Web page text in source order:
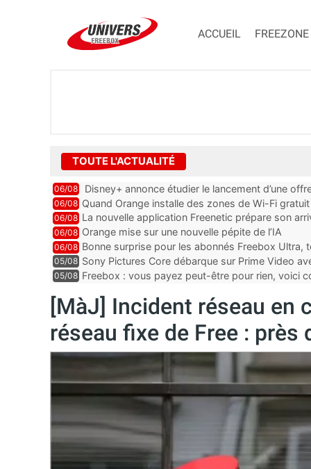
ACCUEIL FREEZONE
TOUTE L'ACTUALITÉ
06/08 Disney+ annonce étudier le lancement d’une
06/08 Quand Orange installe des zones de Wi-Fi
06/08 La nouvelle application Freenetic prépare son
abonnés Freebox, testez la
06/08 Orange mise sur une nouvelle pépite de l’IA
06/08 Bonne surprise pour les abonnés Freebox Ultra,
inclus
05/08 Sony Pictures Core débarque sur Prime Video
05/08 Freebox : vous payez peut-être pour rien, voici
[MàJ] Incident réseau en
réseau fixe de Free :